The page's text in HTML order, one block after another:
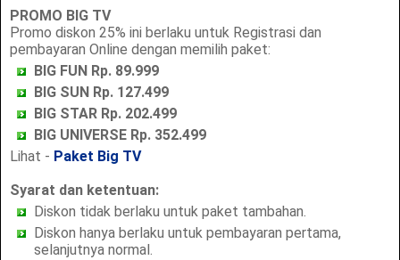
PROMO BIG TV
Promo diskon 25% ini berlaku untuk Registrasi dan
pembayaran Online dengan memilih paket:
BIG FUN Rp. 89.999
BIG SUN Rp. 127.499
BIG STAR Rp. 202.499
BIG UNIVERSE Rp. 352.499
Lihat - Paket Big TV
Syarat dan ketentuan:
Diskon tidak berlaku untuk paket tambahan.
Diskon hanya berlaku untuk pembayaran pertama,
selanjutnya normal.